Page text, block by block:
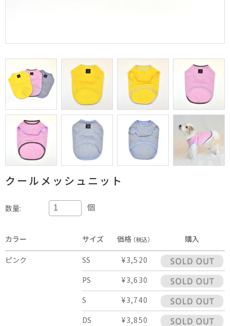
クールメッシュニット
数量: 個
カラー サイズ 価格（税込） 購入
ピンク SS
¥3,520
PS
¥3,630
S
¥3,740
DS
¥3,850